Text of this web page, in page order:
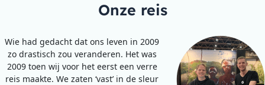
Onze reis
Wie had gedacht dat ons leven in 2009
zo drastisch zou veranderen. Het was
2009 toen wij voor het eerst een verre
reis maakte. We zaten ‘vast’ in de sleur